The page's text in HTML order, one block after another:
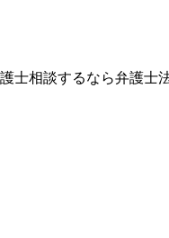
士相談するなら弁護士